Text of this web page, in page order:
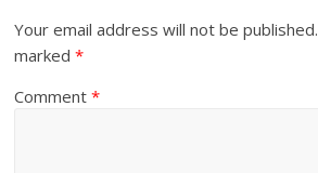
Your email address will not be published.
marked*
Comment*